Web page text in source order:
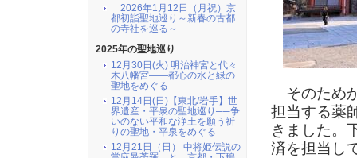
そのため
担当する薬
きました。
済を担当し
2026年1月12日（月祝）京
都初詣聖地巡り～新春の古都
の寺社を巡る～
2025年の聖地巡り
12月30日(火) 明治神宮と代々
木八幡宮――都心の水と緑の
聖地をめぐる
12月14日(日)【東北/岩手】世
界遺産・平泉の聖地巡り──争
いのない平和な浄土を願う祈
りの聖地・平泉をめぐる
12月21日（日） 中将姫伝説の